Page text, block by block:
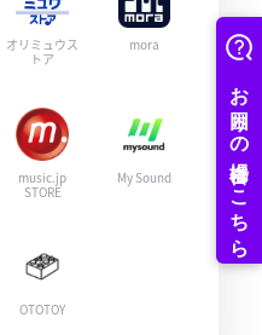
オリミュウス
トア
mora
music.jp
STORE
My Sound
OTOTOY